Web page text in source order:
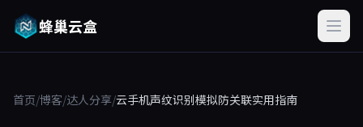
蜂巢云盒
首页/博客/达人分享/云手机声纹识别模拟防关联实用指南